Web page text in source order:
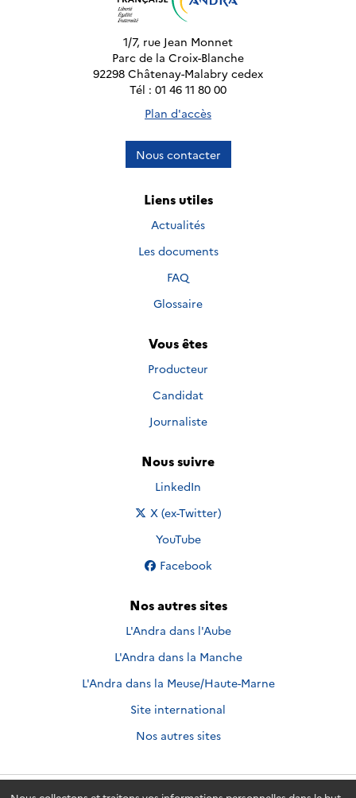
1/7, rue Jean Monnet
Parc de la Croix-Blanche
92298 Châtenay-Malabry cedex
Tél : 01 46 11 80 00
Plan d'accès
Nous contacter
Liens utiles
Actualités
Les documents
FAQ
Glossaire
Vous êtes
Producteur
Candidat
Journaliste
Nous suivre
Nous suivre sur
LinkedIn
Nous suivre sur
X (ex-Twitter)
Nous suivre sur
YouTube
Nous suivre sur
Facebook
Nos autres sites
L'Andra dans l'Aube
L'Andra dans la Manche
L'Andra dans la Meuse/Haute-Marne
Site international
Nos autres sites